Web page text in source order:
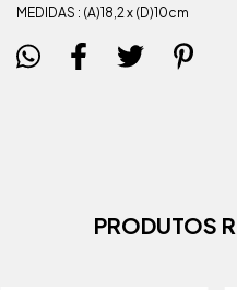
MEDIDAS : (A)18,2 x (D)10cm
PRODUTOS